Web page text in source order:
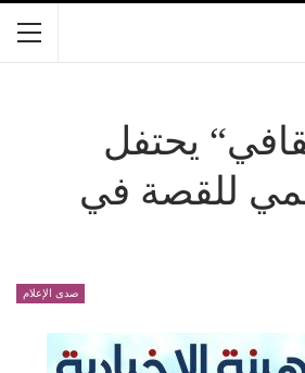
يحتفل
للقصة في
صدى الإعلام